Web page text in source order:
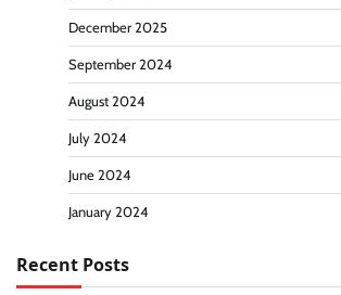
December 2025
September 2024
August 2024
July 2024
June 2024
January 2024
Recent Posts